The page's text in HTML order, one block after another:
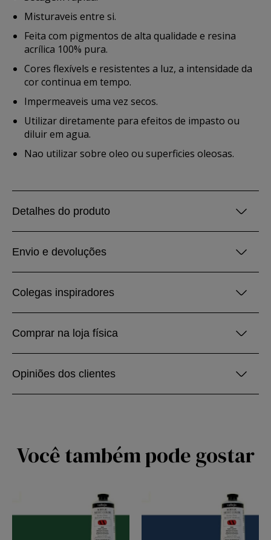
Misturaveis entre si.
Feita com pigmentos de alta qualidade e resina
acrílica 100% pura.
Cores flexívels e resistentes a luz, a intensidade da
cor continua em tempo.
Impermeaveis uma vez secos.
Utilizar diretamente para efeitos de impasto ou
diluir em agua.
Nao utilizar sobre oleo ou superficies oleosas.
Detalhes do produto
Envio e devoluções
Colegas inspiradores
Comprar na loja física
Opiniões dos clientes
Você também pode gostar